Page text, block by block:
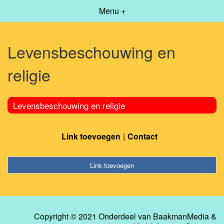
Menu +
Levensbeschouwing en
religie
Levensbeschouwing en religie
Link toevoegen Contact
Link toevoegen
Copyright © 2021 Onderdeel van BaakmanMedia&